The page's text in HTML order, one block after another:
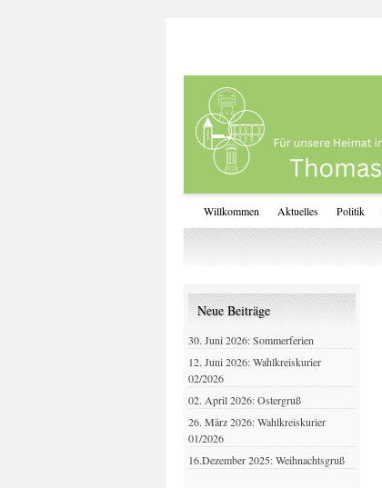
Willkommen Aktuelles Politik
Neue Beiträge
30. Juni 2026: Sommerferien
12. Juni 2026: Wahlkreiskurier
02/2026
02. April 2026: Ostergruß
26. März 2026: Wahlkreiskurier
01/2026
16.Dezember 2025: Weihnachtsgruß